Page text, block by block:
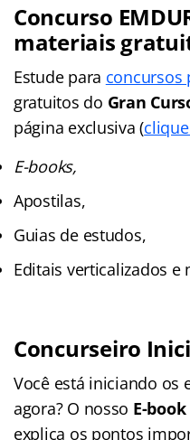
Concurso
materiais
Estude para concursos
gratuitos do Gran
página exclusiva (
E-books,
Apostilas,
Guias de estudos,
Editais verticalizados e
Concurseiro
Você está iniciando os
agora? O nosso E-
explica os pontos